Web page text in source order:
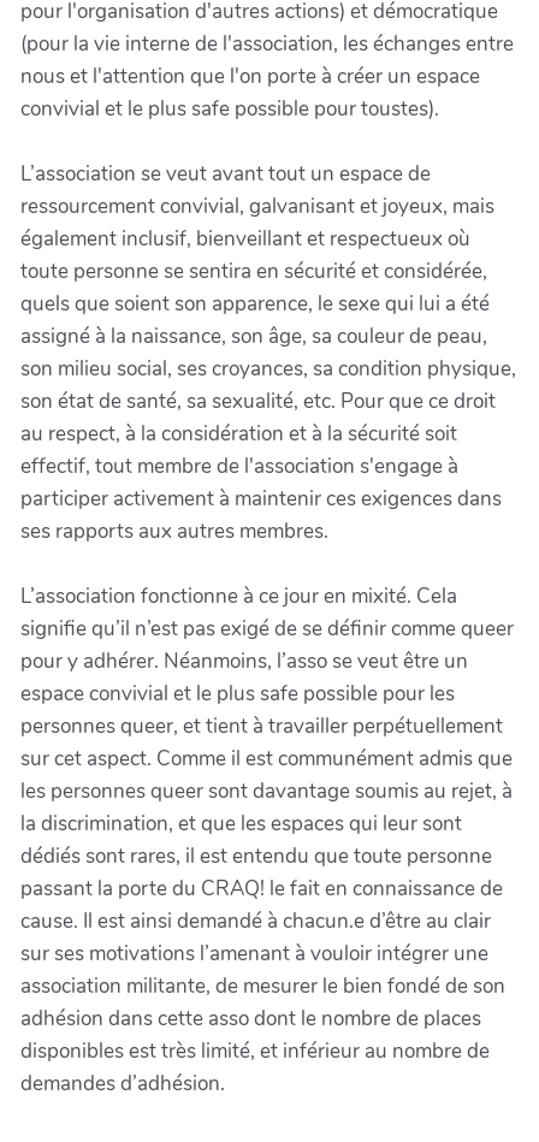
pour l'organisation d'autres actions) et démocratique
(pour la vie interne de l'association, les échanges entre
nous et l'attention que l'on porte à créer un espace
convivial et le plus safe possible pour toustes).
L’association se veut avant tout un espace de
ressourcement convivial, galvanisant et joyeux, mais
également inclusif, bienveillant et respectueux où
toute personne se sentira en sécurité et considérée,
quels que soient son apparence, le sexe qui lui a été
assigné à la naissance, son âge, sa couleur de peau,
son milieu social, ses croyances, sa condition physique,
son état de santé, sa sexualité, etc. Pour que ce droit
au respect, à la considération et à la sécurité soit
effectif, tout membre de l'association s'engage à
participer activement à maintenir ces exigences dans
ses rapports aux autres membres.
L’association fonctionne à ce jour en mixité. Cela
signifie qu’il n’est pas exigé de se définir comme queer
pour y adhérer. Néanmoins, l’asso se veut être un
espace convivial et le plus safe possible pour les
personnes queer, et tient à travailler perpétuellement
sur cet aspect. Comme il est communément admis que
les personnes queer sont davantage soumis au rejet, à
la discrimination, et que les espaces qui leur sont
dédiés sont rares, il est entendu que toute personne
passant la porte du CRAQ! le fait en connaissance de
cause. Il est ainsi demandé à chacun.e d’être au clair
sur ses motivations l’amenant à vouloir intégrer une
association militante, de mesurer le bien fondé de son
adhésion dans cette asso dont le nombre de places
disponibles est très limité, et inférieur au nombre de
demandes d’adhésion.